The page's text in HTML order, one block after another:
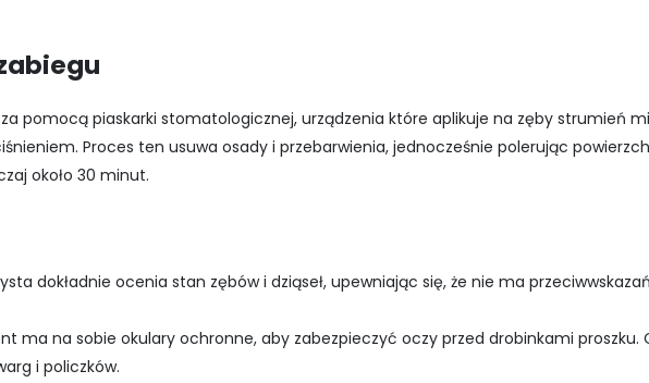
pomocą piaskarki stomatologicznej, urządzenia które aplikuje na zęby strumień
Proces ten usuwa osady i przebarwienia, jednocześnie polerując
około 30 minut.
dokładnie ocenia stan zębów i dziąseł, upewniając się, że nie ma
ma na sobie okulary ochronne, aby zabezpieczyć oczy przed drobinkami proszku.
i policzków.